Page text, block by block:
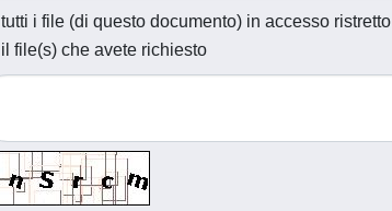
tutti i file (di questo documento) in accesso ristretto
il file(s) che avete richiesto